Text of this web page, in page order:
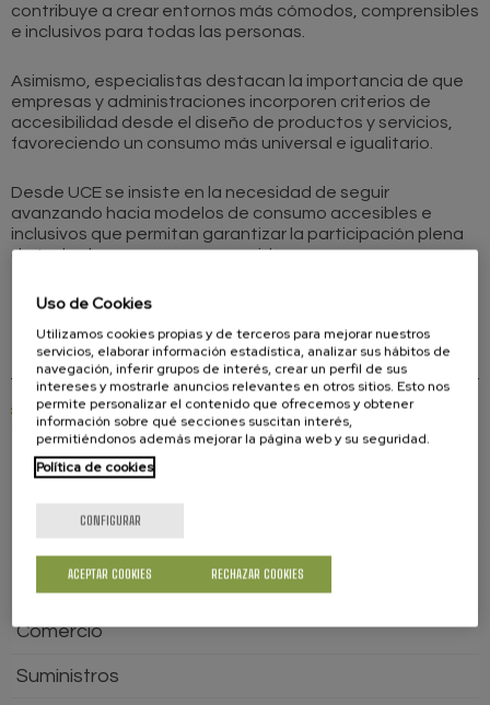
contribuye a crear entornos más cómodos, comprensibles
e inclusivos para todas las personas.
Asimismo, especialistas destacan la importancia de que
empresas y administraciones incorporen criterios de
accesibilidad desde el diseño de productos y servicios,
favoreciendo un consumo más universal e igualitario.
Desde UCE se insiste en la necesidad de seguir
avanzando hacia modelos de consumo accesibles e
inclusivos que permitan garantizar la participación plena
de todas las personas consumidoras.
“La accesibilidad en el consumo: un derecho a productos y servicios sin
barreras” –Consumer
Aviación
Comercio
Suministros
Uso de Cookies
Utilizamos cookies propias y de terceros para mejorar nuestros
servicios, elaborar información estadística, analizar sus hábitos de
navegación, inferir grupos de interés, crear un perfil de sus
intereses y mostrarle anuncios relevantes en otros sitios. Esto nos
permite personalizar el contenido que ofrecemos y obtener
información sobre qué secciones suscitan interés,
permitiéndonos además mejorar la página web y su seguridad.
Política de cookies
CONFIGURAR
RECHAZAR COOKIES
ACEPTAR COOKIES